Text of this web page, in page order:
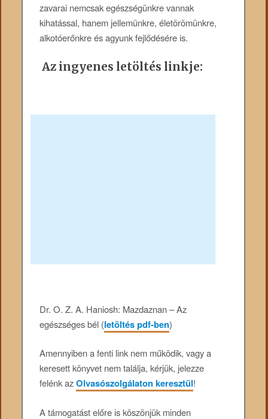
zavarai nemcsak egészségünkre vannak
kihatással, hanem jellemünkre, életörömünkre,
alkotóerőnkre és agyunk fejlődésére is.
Az ingyenes letöltés linkje:
Dr. O. Z. A. Haniosh: Mazdaznan – Az
egészséges bél (letöltés pdf-ben)
Amennyiben a fenti link nem működik, vagy a
keresett könyvet nem találja, kérjük, jelezze
felénk azOlvasószolgálaton keresztül!
A támogatást előre is köszönjük minden